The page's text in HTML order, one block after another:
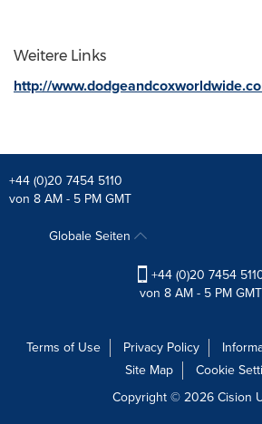
Weitere Links
http://
+44 (0)20 7454 5110
von 8 AM - 5 PM GMT
Globale Seiten
+44 (0)20 7454
von 8 AM - 5 PM GMT
Terms of Use Privacy Policy
Site Map
Cookie
Copyright © 2026Cision